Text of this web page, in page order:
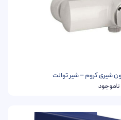
شیری کروم – شیر توالت
ناموجود